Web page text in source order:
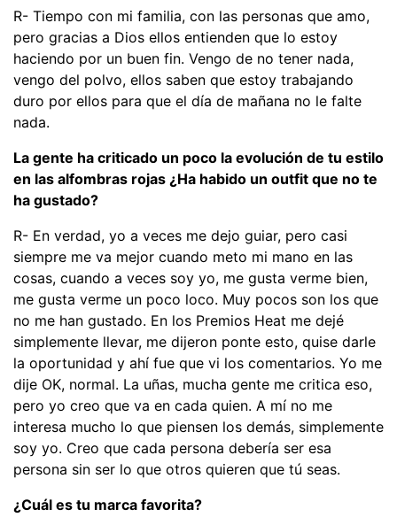
R- Tiempo con mi familia, con las personas que amo,
pero gracias a Dios ellos entienden que lo estoy
haciendo por un buen fin. Vengo de no tener nada,
vengo del polvo, ellos saben que estoy trabajando
duro por ellos para que el día de mañana no le falte
nada.
La gente ha criticado un poco la evolución de tu estilo
en las alfombras rojas ¿Ha habido un outfit que no te
ha gustado?
R- En verdad, yo a veces me dejo guiar, pero casi
siempre me va mejor cuando meto mi mano en las
cosas, cuando a veces soy yo, me gusta verme bien,
me gusta verme un poco loco. Muy pocos son los que
no me han gustado. En los Premios Heat me dejé
simplemente llevar, me dijeron ponte esto, quise darle
la oportunidad y ahí fue que vi los comentarios. Yo me
dije OK, normal. La uñas, mucha gente me critica eso,
pero yo creo que va en cada quien. A mí no me
interesa mucho lo que piensen los demás, simplemente
soy yo. Creo que cada persona debería ser esa
persona sin ser lo que otros quieren que tú seas.
¿Cuál es tu marca favorita?